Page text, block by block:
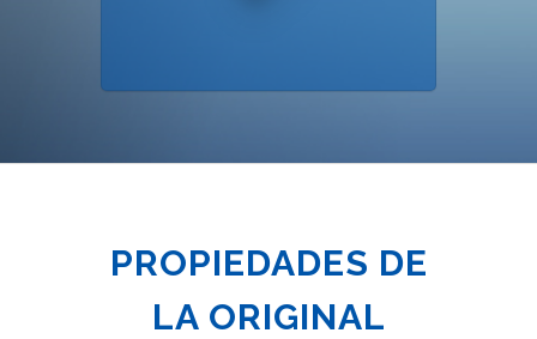
PROPIEDADES DE
LA ORIGINAL